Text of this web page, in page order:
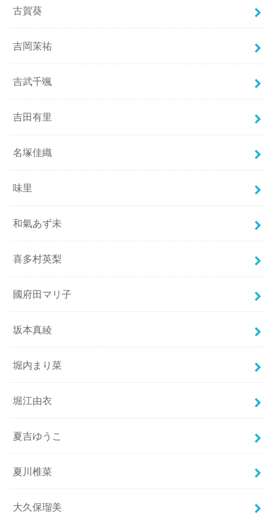
古賀葵
吉岡茉祐
吉武千颯
吉田有里
名塚佳織
味里
和氣あず未
喜多村英梨
國府田マリ子
坂本真綾
堀内まり菜
堀江由衣
夏吉ゆうこ
夏川椎菜
大久保瑠美